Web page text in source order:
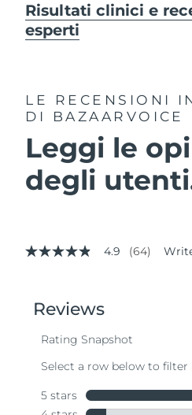
Risultati clinici e
esperti
LE RECENSIONI
DI BAZAARVOICE
Leggi le
degli
4.9
stars,
average
value.
Same
page
4.9 (64)